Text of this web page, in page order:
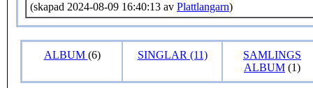
(skapad 2024-08-09 16:40:13 av Plattlangarn)
ALBUM (6) SINGLAR (11)
SAMLINGS
ALBUM (1)